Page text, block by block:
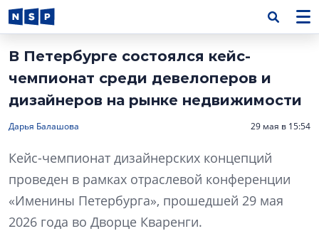
В Петербурге состоялся кейс-
чемпионат среди девелоперов и
дизайнеров на рынке недвижимости
Дарья Балашова 29 мая в 15:54
Кейс-чемпионат дизайнерских концепций
проведен в рамках отраслевой конференции
«Именины Петербурга», прошедшей 29 мая
2026 года во Дворце Кваренги.